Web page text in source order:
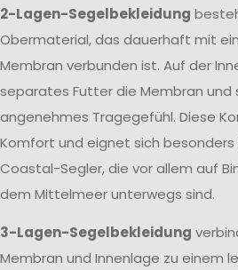
2-Lagen-Segelbekleidung
Obermaterial, das dauerhaft mit
Membran verbunden ist. Auf der
separates Futter die Membran und
angenehmes Tragegefühl. Diese
Komfort und eignet sich besonders
Coastal-Segler, die vor allem auf
dem Mittelmeer unterwegs sind.
3-Lagen-Segelbekleidung
Membran und Innenlage zu einem